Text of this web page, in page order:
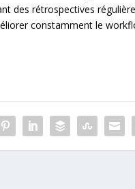
des rétrospectives
constamment le